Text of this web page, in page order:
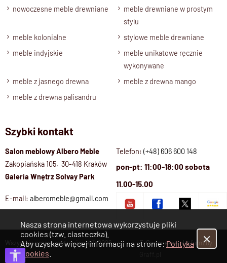
Wysokość
Głębokość
45 cm
Palisander Brąz, Palisander- Ciemny brąz, Palisander
Naturalny ,
Zmontowany , półki ruchome z możliwością wyjmowania
nowoczesne meble drewniane
meble drewniane w prostym
stylu
meble kolonialne
stylowe meble drewniane
meble indyjskie
meble unikatowe ręcznie
wykonywane
meble z jasnego drewna
meble z drewna mango
meble z drewna palisandru
Szybki kontakt
Salon meblowy Albero Meble
Zakopiańska 105, 30-418 Kraków
Galeria Wnętrz Solvay Park
Telefon: (+48) 606 600 148
pon-pt: 11:00-18:00 sobota
11.00-15.00
E-mail: alberomeble@gmail.com
Wszystkie prawa zastrzeżone © 2026
Albero Meble
E-Commerce platform by
Nasza strona internetowa wykorzystuje pliki
cookies (tzw. ciasteczka).
Aby uzyskać więcej informacji na stronie:Polityka
Cookies
✕